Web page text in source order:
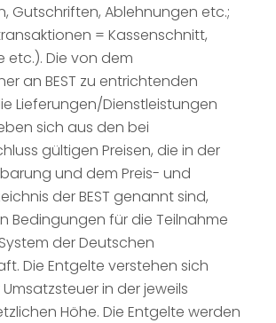
Gutschriften, Ablehnungen etc.;
= Kassenschnitt,
etc.). Die von dem
an BEST zu entrichtenden
Lieferungen/Dienstleistungen
sich aus den bei
gültigen Preisen, die in der
und dem Preis- und
der BEST genannt sind,
Bedingungen für die Teilnahme
der Deutschen
Die Entgelte verstehen sich
in der jeweils
Höhe. Die Entgelte werden